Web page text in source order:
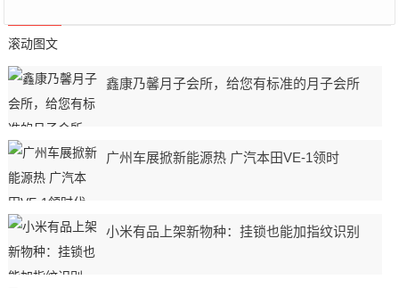
滚动图文
鑫康乃馨月子会所，给您有标准的月子会所
广州车展掀新能源热 广汽本田VE-1领时
小米有品上架新物种：挂锁也能加指纹识别